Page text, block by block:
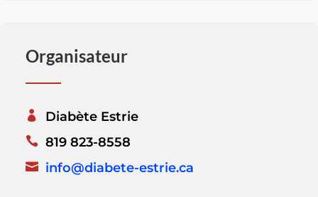
Organisateur
Diabète Estrie
819 823-8558
info@diabete-estrie.ca